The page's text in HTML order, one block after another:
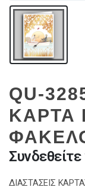
QU-
ΚΑΡΤΑ
ΔΙΑΣΤΑΣΕΙΣ